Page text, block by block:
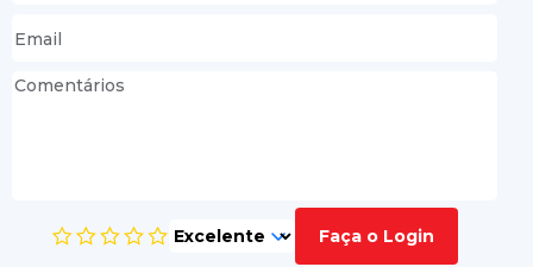
Faça o Login